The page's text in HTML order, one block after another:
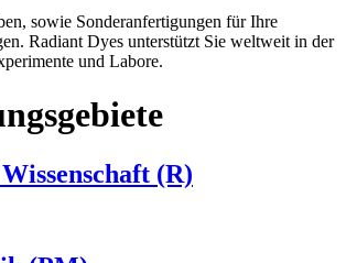
sowie Sonderanfertigungen für Ihre
Radiant Dyes unterstützt Sie weltweit in der
und Labore.
(R)